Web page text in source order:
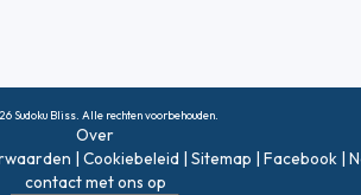
Sudoku Bliss. Alle rechten voorbehouden.
Over
| Cookiebeleid | Sitemap | Facebook|
contact met ons op